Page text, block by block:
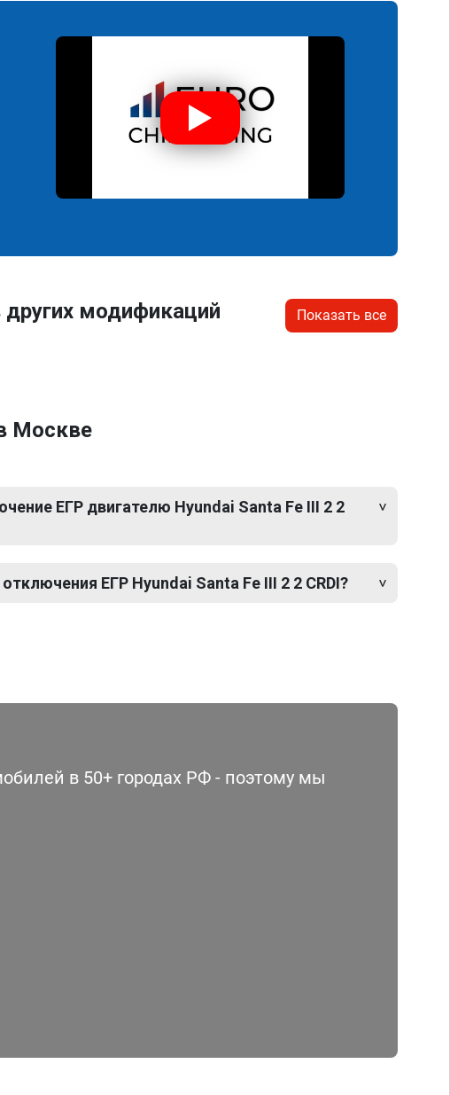
модификаций
Показать все
Москве
ЕГР двигателю Hyundai Santa Fe III 2 2
ЕГР Hyundai Santa Fe III 2 2 CRDI?
в 50+ городах РФ - поэтому мы